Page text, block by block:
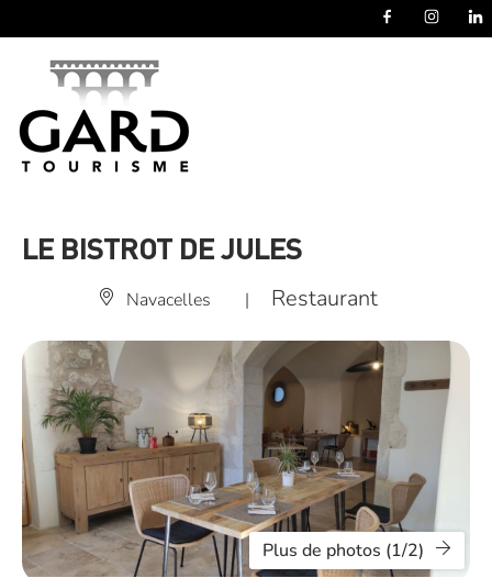
LE BISTROT DE JULES
Navacelles | Restaurant
Plus de photos (1/2)